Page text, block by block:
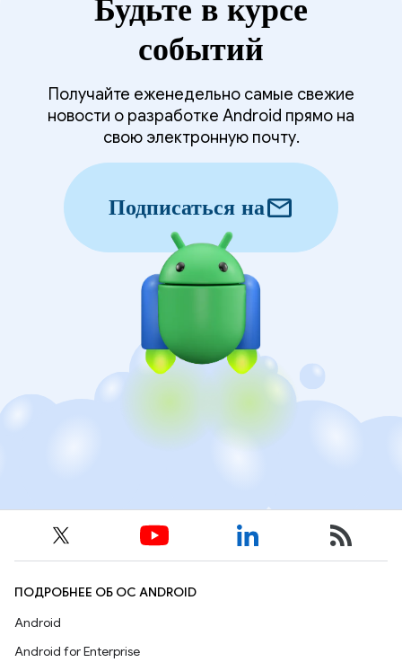
Будьте в курсе
событий
Получайте еженедельно самые свежие
новости о разработке Android прямо на
свою электронную почту.
Подписаться наmail
ПОДРОБНЕЕ ОБ ОС ANDROID
Android
Android for Enterprise